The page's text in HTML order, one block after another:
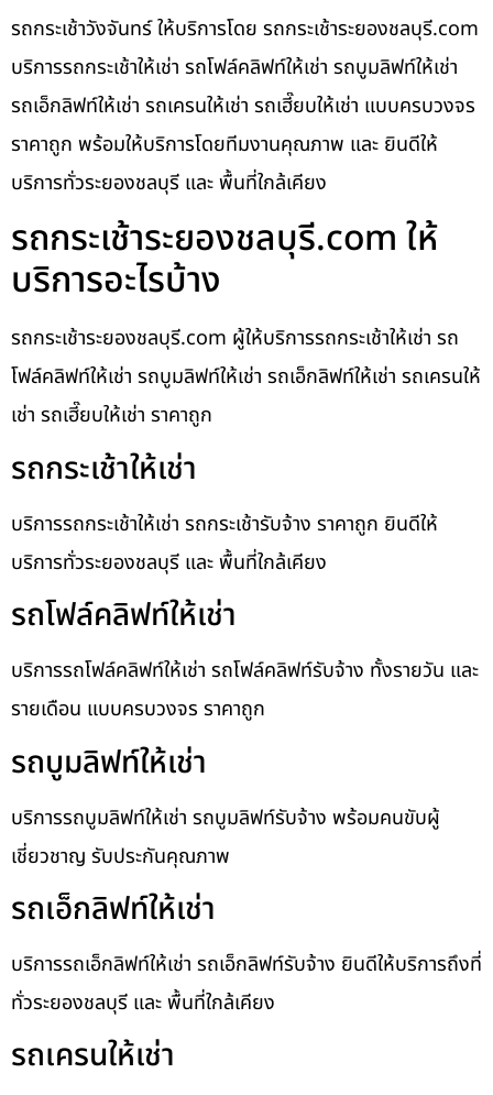
รถกระเช้าวังจันทร์ ให้บริการโดย รถกระเช้าระยองชลบุรี.com
บริการรถกระเช้าให้เช่า รถโฟล์คลิฟท์ให้เช่า รถบูมลิฟท์ให้เช่า
รถเอ็กลิฟท์ให้เช่า รถเครนให้เช่า รถเฮี๊ยบให้เช่า แบบครบวงจร
ราคาถูก พร้อมให้บริการโดยทีมงานคุณภาพ และ ยินดีให้
บริการทั่วระยองชลบุรี และ พื้นที่ใกล้เคียง
รถกระเช้าระยองชลบุรี.com ให้
บริการอะไรบ้าง
รถกระเช้าระยองชลบุรี.com ผู้ให้บริการรถกระเช้าให้เช่า รถ
โฟล์คลิฟท์ให้เช่า รถบูมลิฟท์ให้เช่า รถเอ็กลิฟท์ให้เช่า รถเครนให้
เช่า รถเฮี๊ยบให้เช่า ราคาถูก
รถกระเช้าให้เช่า
บริการรถกระเช้าให้เช่า รถกระเช้ารับจ้าง ราคาถูก ยินดีให้
บริการทั่วระยองชลบุรี และ พื้นที่ใกล้เคียง
รถโฟล์คลิฟท์ให้เช่า
บริการรถโฟล์คลิฟท์ให้เช่า รถโฟล์คลิฟท์รับจ้าง ทั้งรายวัน และ
รายเดือน แบบครบวงจร ราคาถูก
รถบูมลิฟท์ให้เช่า
บริการรถบูมลิฟท์ให้เช่า รถบูมลิฟท์รับจ้าง พร้อมคนขับผู้
เชี่ยวชาญ รับประกันคุณภาพ
รถเอ็กลิฟท์ให้เช่า
บริการรถเอ็กลิฟท์ให้เช่า รถเอ็กลิฟท์รับจ้าง ยินดีให้บริการถึงที่
ทั่วระยองชลบุรี และ พื้นที่ใกล้เคียง
รถเครนให้เช่า